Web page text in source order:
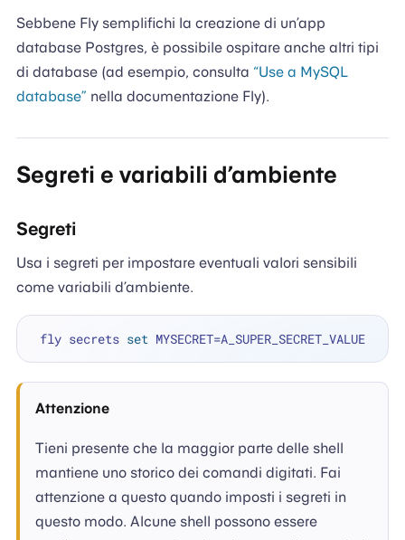
Sebbene Fly semplifichi la creazione di un’app
database Postgres, è possibile ospitare anche altri tipi
di database (ad esempio, consulta “Use a MySQL
database” nella documentazione Fly).
Segreti e variabili d’ambiente
Segreti
Usa i segreti per impostare eventuali valori sensibili
come variabili d’ambiente.
fly secrets set
Attenzione
Tieni presente che la maggior parte delle shell
mantiene uno storico dei comandi digitati. Fai
attenzione a questo quando imposti i segreti in
questo modo. Alcune shell possono essere